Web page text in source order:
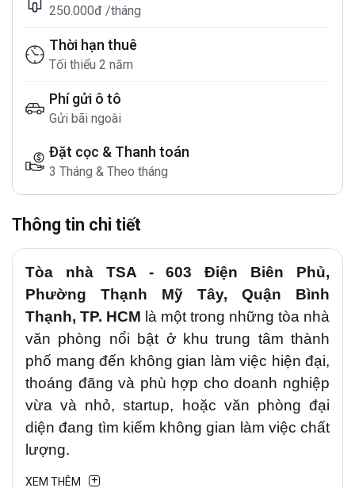
250.000đ /tháng
Thời hạn thuê
Tối thiểu 2 năm
Phí gửi ô tô
Gửi bãi ngoài
Đặt cọc & Thanh toán
3 Tháng & Theo tháng
Thông tin chi tiết
Tòa nhà TSA - 603 Điện Biên Phủ,
Phường Thạnh Mỹ Tây, Quận Bình
Thạnh, TP. HCM là một trong những tòa nhà
văn phòng nổi bật ở khu trung tâm thành
phố mang đến không gian làm việc hiện đại,
thoáng đãng và phù hợp cho doanh nghiệp
vừa và nhỏ, startup, hoặc văn phòng đại
diện đang tìm kiếm không gian làm việc chất
lượng.
XEM THÊM